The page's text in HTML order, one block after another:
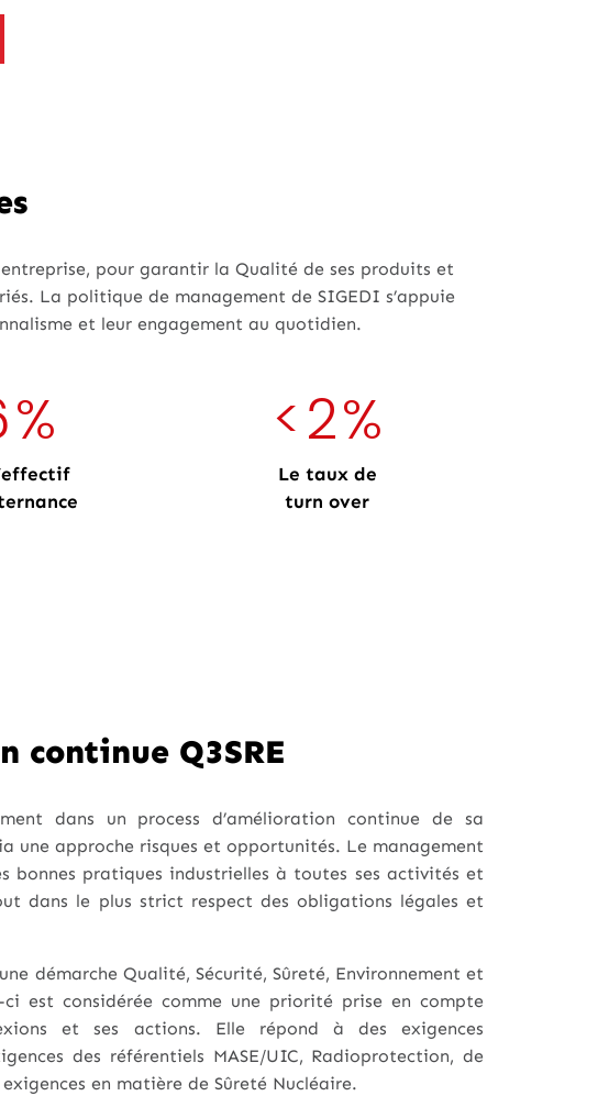
pour garantir la Qualité de ses produits et
La politique de management de SIGEDI s’appuie
et leur engagement au quotidien.
% <2%
Le taux de
turn over
continue Q3SRE
dans un process d’amélioration continue de sa
une approche risques et opportunités. Le management
bonnes pratiques industrielles à toutes ses activités et
dans le plus strict respect des obligations légales et
démarche Qualité, Sécurité, Sûreté, Environnement et
ci est considérée comme une priorité prise en compte
et ses actions. Elle répond à des exigences
des référentiels MASE/UIC, Radioprotection, de
en matière de Sûreté Nucléaire.